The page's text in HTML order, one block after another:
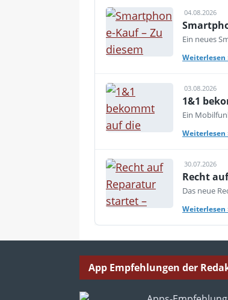
04.08.2026
Ein neues
Weiterlesen
03.08.2026
1&1
Ein
Weiterlesen
30.07.2026
Recht
Das neue
Weiterlesen
App Empfehlungen der